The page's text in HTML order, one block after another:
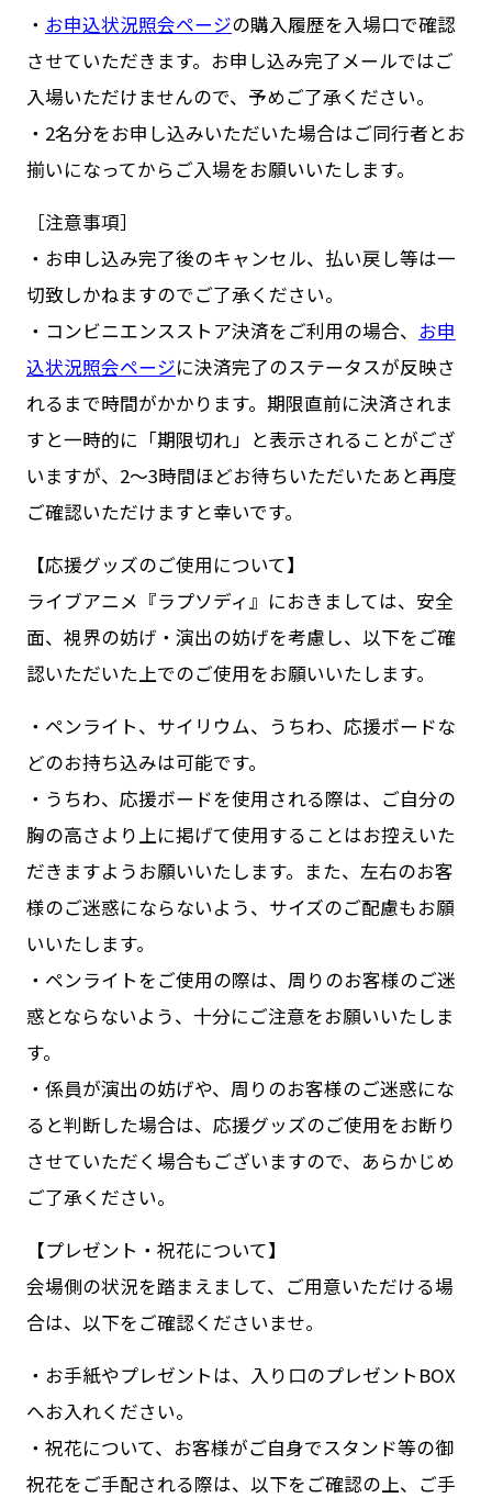
・ お申込状況照会ページの購入履歴を入場口で確認
させていただきます。お申し込み完了メールではご
入場いただけませんので、予めご了承ください。
・2名分をお申し込みいただいた場合はご同行者とお
揃いになってからご入場をお願いいたします。
［注意事項］
・お申し込み完了後のキャンセル、払い戻し等は一
切致しかねますのでご了承ください。
・コンビニエンスストア決済をご利用の場合、 お申
込状況照会ページに決済完了のステータスが反映さ
れるまで時間がかかります。期限直前に決済されま
すと一時的に「期限切れ」と表示されることがござ
いますが、2〜3時間ほどお待ちいただいたあと再度
ご確認いただけますと幸いです。
【応援グッズのご使用について】
ライブアニメ『ラプソディ』におきましては、安全
面、視界の妨げ・演出の妨げを考慮し、以下をご確
認いただいた上でのご使用をお願いいたします。
・ペンライト、サイリウム、うちわ、応援ボードな
どのお持ち込みは可能です。
・うちわ、応援ボードを使用される際は、ご自分の
胸の高さより上に掲げて使用することはお控えいた
だきますようお願いいたします。また、左右のお客
様のご迷惑にならないよう、サイズのご配慮もお願
いいたします。
・ペンライトをご使用の際は、周りのお客様のご迷
惑とならないよう、十分にご注意をお願いいたしま
す。
・係員が演出の妨げや、周りのお客様のご迷惑にな
ると判断した場合は、応援グッズのご使用をお断り
させていただく場合もございますので、あらかじめ
ご了承ください。
【プレゼント・祝花について】
会場側の状況を踏まえまして、ご用意いただける場
合は、以下をご確認くださいませ。
・お手紙やプレゼントは、入り口のプレゼントBOX
へお入れください。
・祝花について、お客様がご自身でスタンド等の御
祝花をご手配される際は、以下をご確認の上、ご手